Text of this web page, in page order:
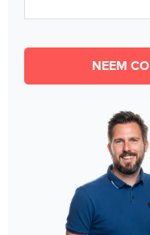
NEEM